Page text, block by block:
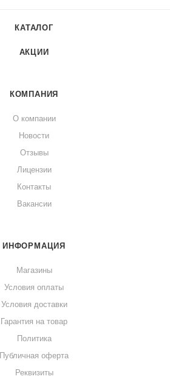
КАТАЛОГ
АКЦИИ
КОМПАНИЯ
О компании
Новости
Отзывы
Лицензии
Контакты
Вакансии
ИНФОРМАЦИЯ
Магазины
Условия оплаты
Условия доставки
Гарантия на товар
Политика
Публичная оферта
Реквизиты